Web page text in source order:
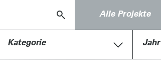
Alle Projekte
Kategorie Jahr